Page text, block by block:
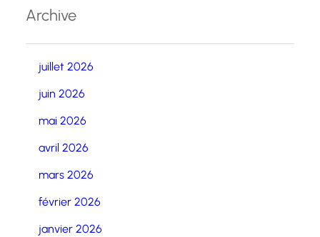
Archive
juillet 2026
juin 2026
mai 2026
avril 2026
mars 2026
février 2026
janvier 2026